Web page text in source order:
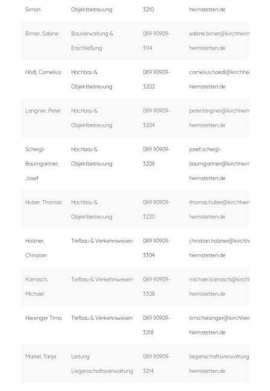
Simon Objektbetreuung 3210 heimstetten.de
Birner, Sabine Bauverwaltung &
Erschließung
089 90909-
3114
sabine.birner@kirchheim-
heimstetten.de
Hödl, Cornelius Hochbau &
Objektbetreuung
089 90909-
3202
cornelius.hoedl@kirchheim-
heimstetten.de
Langner, Peter Hochbau &
Objektbetreuung
089 90909-
3204
peter.langner@kirchheim-
heimstetten.de
Scheigl-
Baumgartner,
Josef
Hochbau &
Objektbetreuung
089 90909-
3208
josef.scheigl-
baumgartner@kirchheim-
heimstetten.de
Huber, Thomas Hochbau &
Objektbetreuung
089 90909-
3220
thomas.huber@kirchheim-
heimstetten.de
Holzner,
Christian
Tiefbau & Verkehrswesen 089 90909-
3304
christian.holzner@kirchheim-
heimstetten.de
Karrasch,
Michael
Tiefbau & Verkehrswesen 089 90909-
3308
michael.karrasch@kirchheim-
heimstetten.de
Hiesinger Timo Tiefbau & Verkehrswesen 089 90909-
3218
timo.hiesinger@kirchheim-
heimstetten.de
Maniel, Tanja Leitung
Liegenschaftsverwaltung
089 90909-
3214 heimstetten.de